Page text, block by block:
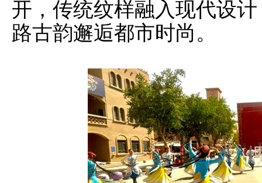
开，传统纹样融入现代设
路古韵邂逅都市时尚。